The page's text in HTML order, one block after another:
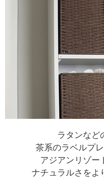
ラタンなど
茶系のラベルプ
アジアンリゾー
ナチュラルさをよ